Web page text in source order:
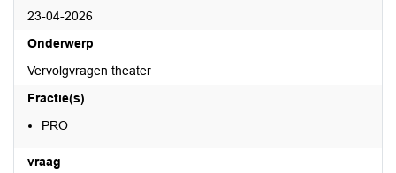
23-04-2026
Onderwerp
Vervolgvragen theater
Fractie(s)
PRO
vraag